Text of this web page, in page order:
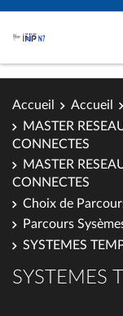
Accueil Accueil
MASTER
CONNECTES
MASTER
CONNECTES
Choix de
Parcours
SYSTEMES
SYSTEMES